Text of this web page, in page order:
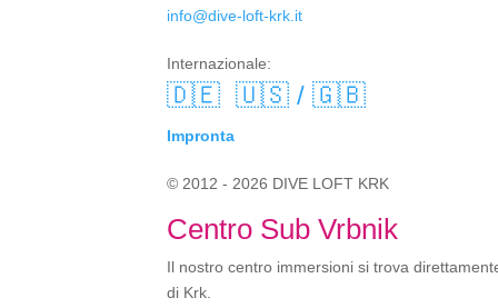
info@dive-loft-krk.it
Internazionale:
🇩🇪 🇺🇸 / 🇬🇧
Impronta
© 2012 - 2026 DIVE LOFT KRK
Centro Sub Vrbnik
Il nostro centro immersioni si trova
di Krk.